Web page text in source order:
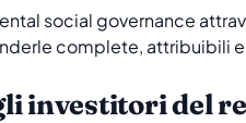
social governance
complete, attribuibili
investitori del